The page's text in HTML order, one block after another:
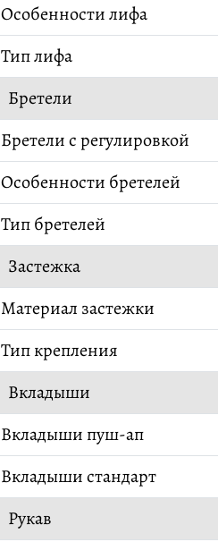
Особенности лифа
Тип лифа
Бретели
Бретели с регулировкой
Особенности бретелей
Тип бретелей
Застежка
Материал застежки
Тип крепления
Вкладыши
Вкладыши пуш-ап
Вкладыши стандарт
Рукав